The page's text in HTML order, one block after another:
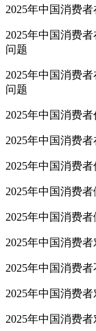
2025年中国消费
2025年中国消费
问题
2025年中国消费
问题
2025年中国消费
2025年中国消费
2025年中国消费
2025年中国消费
2025年中国消费
2025年中国消费
2025年中国消费
2025年中国消费
2025年中国消费